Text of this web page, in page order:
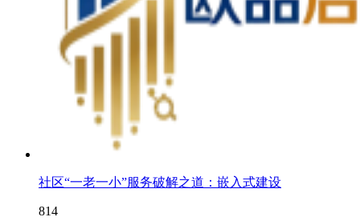
社区“一老一小”服务破解之道：嵌入式建设
814